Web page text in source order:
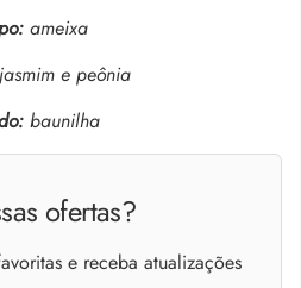
ameixa
jasmim e peônia
baunilha
ofertas?
e receba atualizações